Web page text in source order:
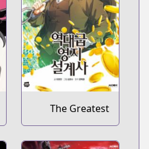
The Greatest
Estate Developer